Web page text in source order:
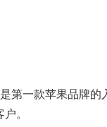
第一款苹果品牌
。